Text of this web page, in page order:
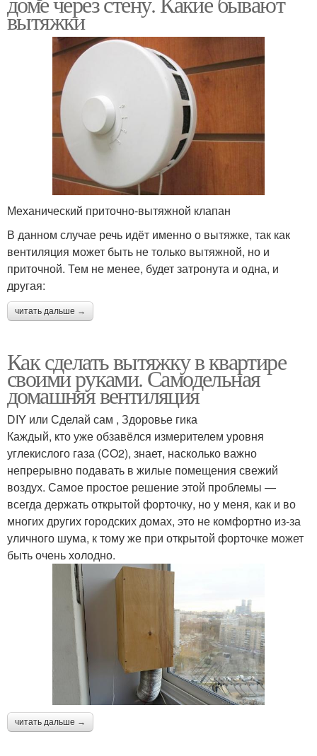
вытяжки
Механический приточно-вытяжной клапан
В данном случае речь идёт именно о вытяжке, так как
вентиляция может быть не только вытяжной, но и
приточной. Тем не менее, будет затронута и одна, и
другая:
читать дальше →
Как сделать вытяжку в квартире
своими руками. Самодельная
домашняя вентиляция
DIY или Сделай сам , Здоровье гика
Каждый, кто уже обзавёлся измерителем уровня
углекислого газа (CO2), знает, насколько важно
непрерывно подавать в жилые помещения свежий
воздух. Самое простое решение этой проблемы —
всегда держать открытой форточку, но у меня, как и во
многих других городских домах, это не комфортно из-за
уличного шума, к тому же при открытой форточке может
быть очень холодно.
читать дальше →